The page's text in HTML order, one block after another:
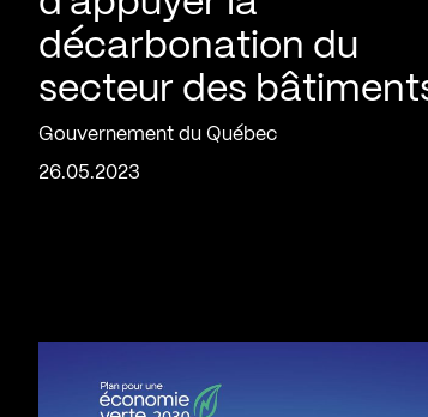
décarbonation du
secteur des
Gouvernement du Québec
26.05.2023